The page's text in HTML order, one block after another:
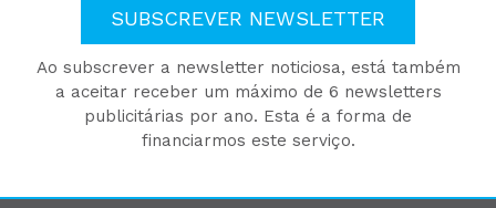
SUBSCREVER NEWSLETTER
Ao subscrever a newsletter noticiosa, está também
a aceitar receber um máximo de 6 newsletters
publicitárias por ano. Esta é a forma de
financiarmos este serviço.